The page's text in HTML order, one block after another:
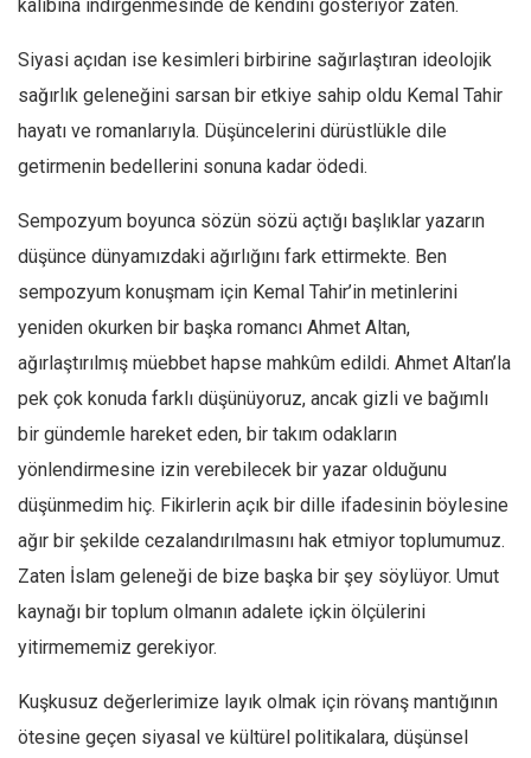
kalıbına indirgenmesinde de kendini gösteriyor zaten.
Siyasi açıdan ise kesimleri birbirine sağırlaştıran ideolojik
sağırlık geleneğini sarsan bir etkiye sahip oldu Kemal Tahir
hayatı ve romanlarıyla. Düşüncelerini dürüstlükle dile
getirmenin bedellerini sonuna kadar ödedi.
Sempozyum boyunca sözün sözü açtığı başlıklar yazarın
düşünce dünyamızdaki ağırlığını fark ettirmekte. Ben
sempozyum konuşmam için Kemal Tahir’in metinlerini
yeniden okurken bir başka romancı Ahmet Altan,
ağırlaştırılmış müebbet hapse mahkûm edildi. Ahmet Altan’la
pek çok konuda farklı düşünüyoruz, ancak gizli ve bağımlı
bir gündemle hareket eden, bir takım odakların
yönlendirmesine izin verebilecek bir yazar olduğunu
düşünmedim hiç. Fikirlerin açık bir dille ifadesinin böylesine
ağır bir şekilde cezalandırılmasını hak etmiyor toplumumuz.
Zaten İslam geleneği de bize başka bir şey söylüyor. Umut
kaynağı bir toplum olmanın adalete içkin ölçülerini
yitirmememiz gerekiyor.
Kuşkusuz değerlerimize layık olmak için rövanş mantığının
ötesine geçen siyasal ve kültürel politikalara, düşünsel